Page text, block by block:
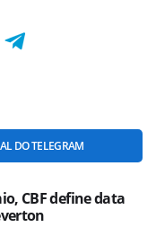
DO TELEGRAM
CBF define data